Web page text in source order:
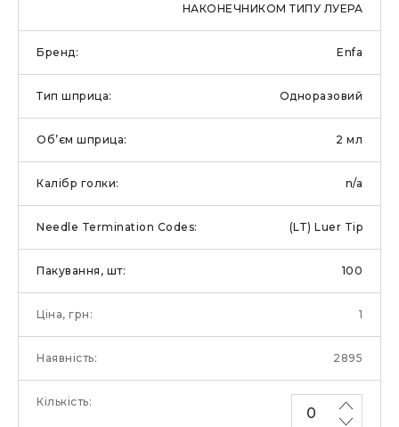
НАКОНЕЧНИКОМ ТИПУ ЛУЕРА
Enfa
Одноразовий
2 мл
n/a
(LT) Luer Tip
100
1
2895